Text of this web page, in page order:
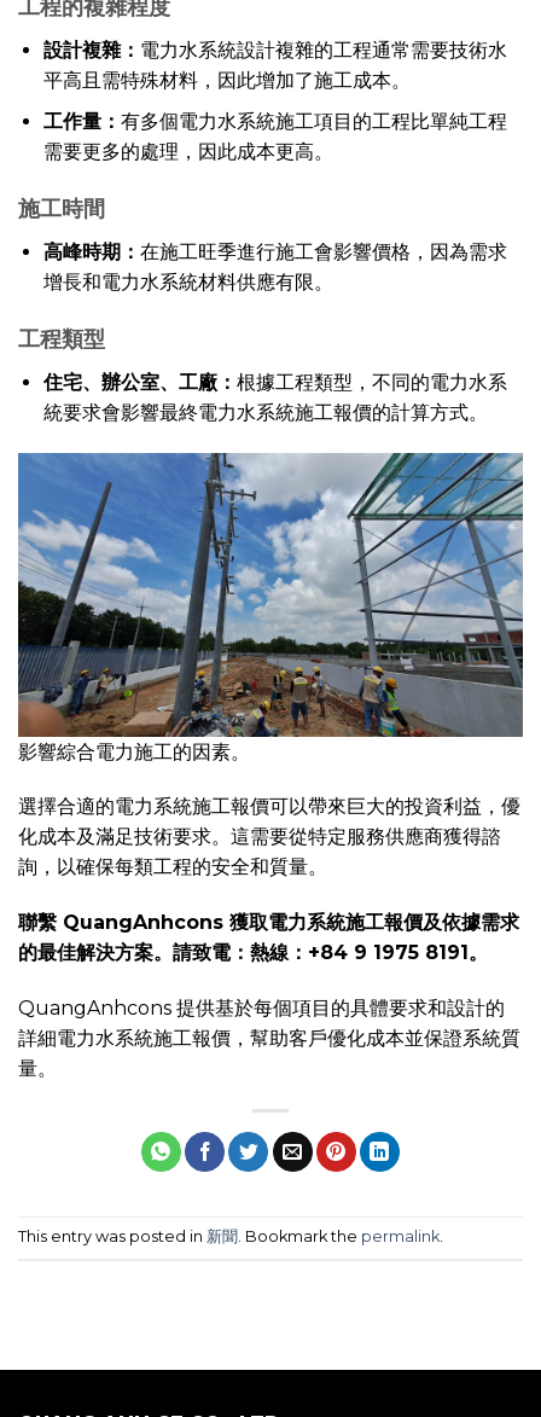
工程的複雜程度
設計複雜： 電力水系統設計複雜的工程通常需要技術水
平高且需特殊材料，因此增加了施工成本。
工作量： 有多個電力水系統施工項目的工程比單純工程
需要更多的處理，因此成本更高。
施工時間
高峰時期： 在施工旺季進行施工會影響價格，因為需求
增長和電力水系統材料供應有限。
工程類型
住宅、辦公室、工廠： 根據工程類型，不同的電力水系
統要求會影響最終電力水系統施工報價的計算方式。
影響綜合電力施工的因素。
選擇合適的電力系統施工報價可以帶來巨大的投資利益，優
化成本及滿足技術要求。這需要從特定服務供應商獲得諮
詢，以確保每類工程的安全和質量。
聯繫 QuangAnhcons 獲取電力系統施工報價及依據需求
的最佳解決方案。請致電：熱線：+84 9 1975 8191。
QuangAnhcons 提供基於每個項目的具體要求和設計的
詳細電力水系統施工報價，幫助客戶優化成本並保證系統質
量。
This entry was posted in 新聞. Bookmark the permalink.